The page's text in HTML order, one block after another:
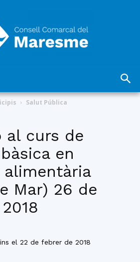
Comarcal
del
Salut Pública
al curs de
en
Mar) 26 de
el 22 de febrer de 2018